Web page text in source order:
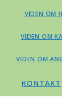
VIDEN OM
VIDEN OM
VIDEN OM
KONTAKT